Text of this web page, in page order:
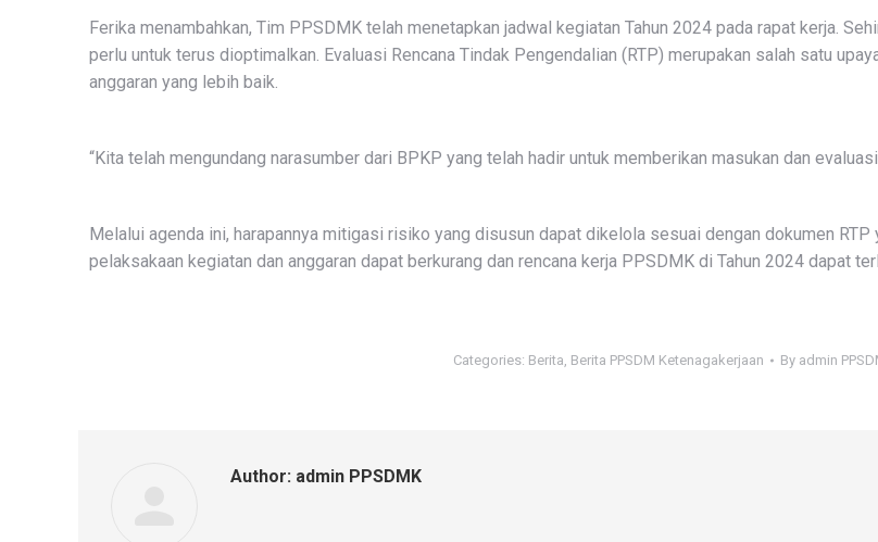
Ferika menambahkan, Tim PPSDMK telah menetapkan jadwal kegiatan Tahun 2024 pada rapat kerja.
perlu untuk terus dioptimalkan. Evaluasi Rencana Tindak Pengendalian (RTP) merupakan salah satu
anggaran yang lebih baik.
“Kita telah mengundang narasumber dari BPKP yang telah hadir untuk memberikan masukan dan
Melalui agenda ini, harapannya mitigasi risiko yang disusun dapat dikelola sesuai dengan dokumen RTP
pelaksakaan kegiatan dan anggaran dapat berkurang dan rencana kerja PPSDMK di Tahun 2024 dapat
Categories: Berita, Berita PPSDM Ketenagakerjaan By admin
Author: admin PPSDMK